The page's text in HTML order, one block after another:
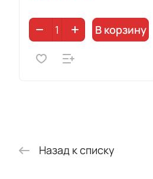
В корзину
Назад к списку